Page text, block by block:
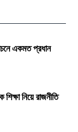
একমত প্রধান
নিয়ে রাজনীতি